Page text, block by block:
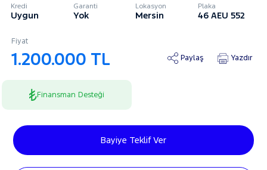
Kredi
Uygun
Garanti
Yok
Lokasyon
Mersin
Plaka
46 AEU 552
Fiyat
1.200.000 TL Paylaş Yazdır
Finansman Desteği
Bayiye Teklif Ver